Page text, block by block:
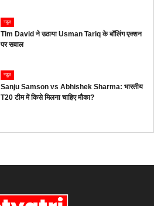
न्यूज
Tim David ने उठाया Usman Tariq के बॉलिंग एक्शन
पर सवाल
न्यूज
Sanju Samson vs Abhishek Sharma: भारतीय
T20 टीम में किसे मिलना चाहिए मौका?